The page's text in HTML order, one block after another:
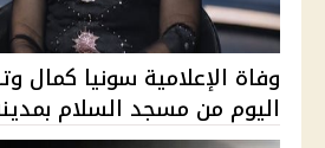
وفاة الإعلامية سونيا كمال
اليوم من مسجد السلام